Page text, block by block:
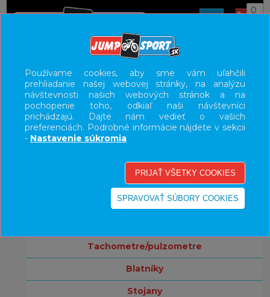
0
UŽÍVATEĽSKÝ PANEL
KATEGÓRIE
bicykle
držiaky na mobil
tachometre/pulzometre
blatníky
stojany
Používame cookies, aby sme vám uľahčili
prehliadanie našej webovej stránky, na analýzu
návštevnosti našich webových stránok a na
pochopenie toho, odkiaľ naši návštevníci
prichádzajú. Dajte nám vedieť o vašich
preferenciách. Podrobné informácie nájdete v sekcii
- Nastavenie súkromia